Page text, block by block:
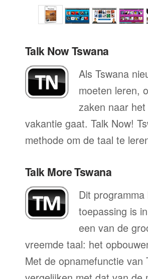
Talk Now Tswana
Als Tswana
moeten leren,
zaken naar
vakantie gaat. Talk Now!
methode om de taal te
Talk More Tswana
Dit
toepassing is
een van de
vreemde taal: het
Met de opnamefunctie